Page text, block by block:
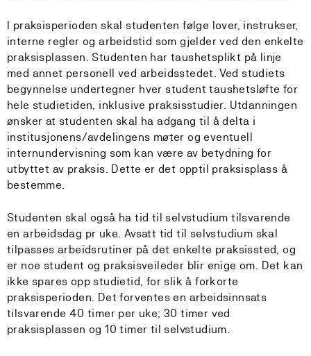
I praksisperioden skal studenten følge lover, instrukser,
interne regler og arbeidstid som gjelder ved den enkelte
praksisplassen. Studenten har taushetsplikt på linje
med annet personell ved arbeidsstedet. Ved studiets
begynnelse undertegner hver student taushetsløfte for
hele studietiden, inklusive praksisstudier. Utdanningen
ønsker at studenten skal ha adgang til å delta i
institusjonens/avdelingens møter og eventuell
internundervisning som kan være av betydning for
utbyttet av praksis. Dette er det opptil praksisplass å
bestemme.
Studenten skal også ha tid til selvstudium tilsvarende
en arbeidsdag pr uke. Avsatt tid til selvstudium skal
tilpasses arbeidsrutiner på det enkelte praksissted, og
er noe student og praksisveileder blir enige om. Det kan
ikke spares opp studietid, for slik å forkorte
praksisperioden. Det forventes en arbeidsinnsats
tilsvarende 40 timer per uke; 30 timer ved
praksisplassen og 10 timer til selvstudium.